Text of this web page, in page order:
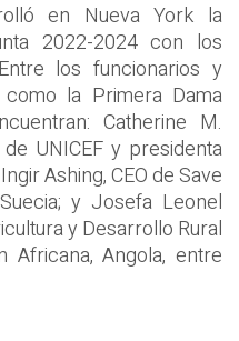
en Nueva York la
2022-2024 con los
los funcionarios y
la Primera Dama
Catherine M.
UNICEF y presidenta
Ashing, CEO de Save
y Josefa Leonel
y Desarrollo Rural
Africana, Angola, entre